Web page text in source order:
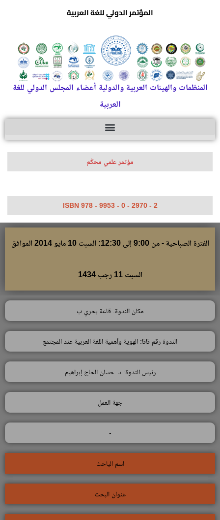
المؤتمر الدولي للغة العربية
المنظمات والهيئات العربية والدولية أعضاء المجلس الدولي للغة
العربية
مؤتمر علمي محكّم
ISBN 978 - 9953 - 0 - 2970 - 2
الفترة الصباحية - من 9:00 إلى 12:30: السبت 10 مايو 2014 الموافق
السبت 11 رجب 1434
مكان الندوة: قاعة بحري ب
الندوة رقم 55: الهوية وأهمية اللغة العربية عند المجتمع
رئيس الندوة: د. حسان الحاج إبراهيم
جهة العمل
-
اسم الباحث
عنوان البحث